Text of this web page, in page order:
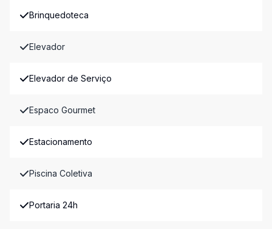
Brinquedoteca
Elevador
Elevador de Serviço
Espaco Gourmet
Estacionamento
Piscina Coletiva
Portaria 24h